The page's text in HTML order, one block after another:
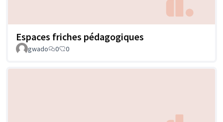
Espaces friches pédagogiques
gwado 0 0